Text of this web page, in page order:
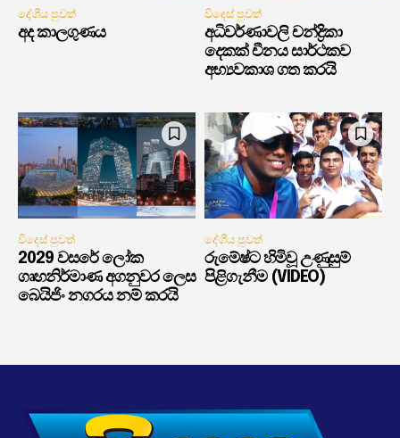
දේශීය පුවත්
අද කාලගුණය
විදෙස් පුවත්
අධිවර්ණාවලි චන්ද්‍රිකා
දෙකක් චීනය සාර්ථකව
අභ්‍යවකාශ ගත කරයි
විදෙස් පුවත්
2029 වසරේ ලෝක
ගෘහනිර්මාණ අගනුවර ලෙස
බෙයිජිං නගරය නම් කරයි
දේශීය පුවත්
රුමේෂ්ට හිමිවූ උණුසුම්
පිළිගැනීම (VIDEO)